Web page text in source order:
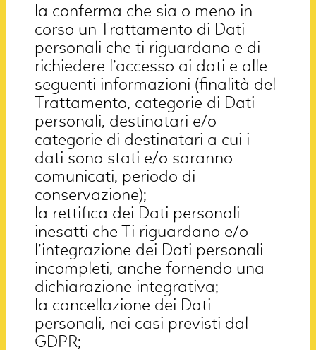
la conferma che sia o meno in
corso un Trattamento di Dati
personali che ti riguardano e di
richiedere l’accesso ai dati e alle
seguenti informazioni (finalità del
Trattamento, categorie di Dati
personali, destinatari e/o
categorie di destinatari a cui i
dati sono stati e/o saranno
comunicati, periodo di
conservazione);
la rettifica dei Dati personali
inesatti che Ti riguardano e/o
l’integrazione dei Dati personali
incompleti, anche fornendo una
dichiarazione integrativa;
la cancellazione dei Dati
personali, nei casi previsti dal
GDPR;